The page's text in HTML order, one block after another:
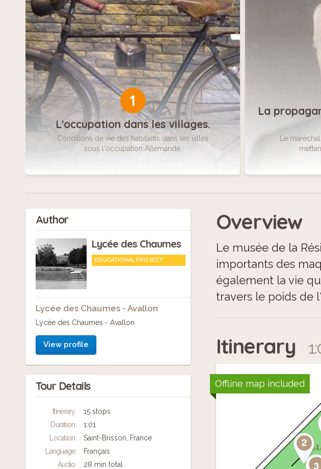
1
L'occupation dans les villages.
Conditions de vie des habitants dans les villes
sous l'occupation Allemande.
La
Le
Author
Lycée des Chaumes
EDUCATIONAL PROJECT
Lycée des Chaumes - Avallon
Lycée des Chaumes - Avallon
View profile
Tour Details
Itinerary:
15 stops
Duration:
1:01
Location:
Saint-Brisson, France
Language:
Français
Audio:
28 min total
Overview
Le musée de la
importants des
également la vie
travers le poids de
Itinerary
Offline map included